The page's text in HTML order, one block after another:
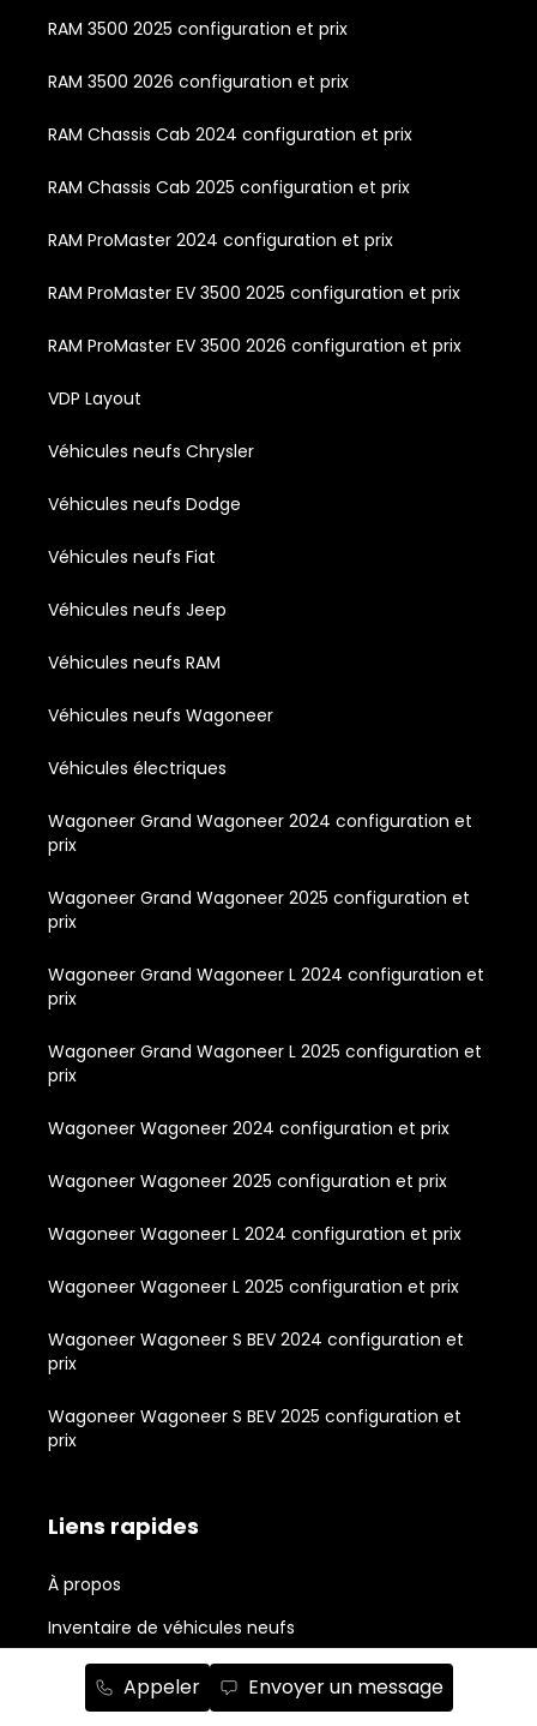
Appeler Envoyer un message
RAM 3500 2025 configuration et prix
RAM 3500 2026 configuration et prix
RAM Chassis Cab 2024 configuration et prix
RAM Chassis Cab 2025 configuration et prix
RAM ProMaster 2024 configuration et prix
RAM ProMaster EV 3500 2025 configuration et prix
RAM ProMaster EV 3500 2026 configuration et prix
VDP Layout
Véhicules neufs Chrysler
Véhicules neufs Dodge
Véhicules neufs Fiat
Véhicules neufs Jeep
Véhicules neufs RAM
Véhicules neufs Wagoneer
Véhicules électriques
Wagoneer Grand Wagoneer 2024 configuration et
prix
Wagoneer Grand Wagoneer 2025 configuration et
prix
Wagoneer Grand Wagoneer L 2024 configuration et
prix
Wagoneer Grand Wagoneer L 2025 configuration et
prix
Wagoneer Wagoneer 2024 configuration et prix
Wagoneer Wagoneer 2025 configuration et prix
Wagoneer Wagoneer L 2024 configuration et prix
Wagoneer Wagoneer L 2025 configuration et prix
Wagoneer Wagoneer S BEV 2024 configuration et
prix
Wagoneer Wagoneer S BEV 2025 configuration et
prix
Liens rapides
À propos
Inventaire de véhicules neufs
Inventaire de véhicules usagés
Outils d'achat